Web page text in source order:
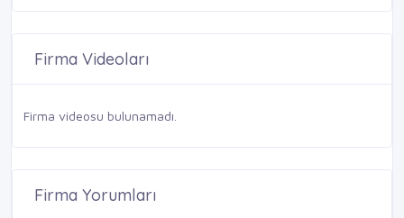
Firma Videoları
Firma videosu bulunamadı.
Firma Yorumları